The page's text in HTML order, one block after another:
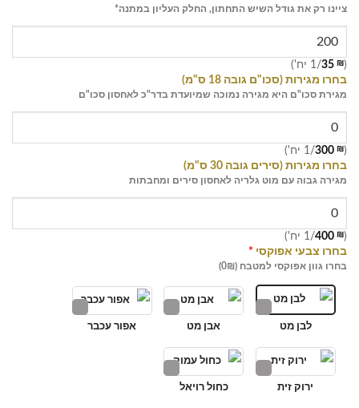
ציינו רק את גודל השיש התחתון, החלק העליון במתנה*
(
35 ₪
/1 יח')
בחרו מגירות (סכו"ם גובה 18 ס"מ)
מגירת סכו"ם היא מגירה נמוכה שמיועדת בדר"כ לאחסון סכו"ם
(
300 ₪
/1 יח')
בחרו מגירות (סירים גובה 30 ס"מ)
מגירה גבוה עם מוט גלריה לאחסון סירים ומחבתות
(
400 ₪
/1 יח')
בחרו צבעי אפוקסי *
בחרו גוון אפוקסי למטבח (0₪)
לבן מט אבן מט אפור עכבר
ירוק זית כחול רויאל